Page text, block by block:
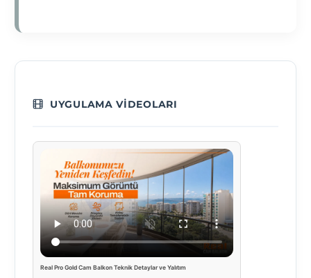
UYGULAMA VIDEOLARI
Real Pro Gold Cam Balkon Teknik Detaylar ve Yalıtım